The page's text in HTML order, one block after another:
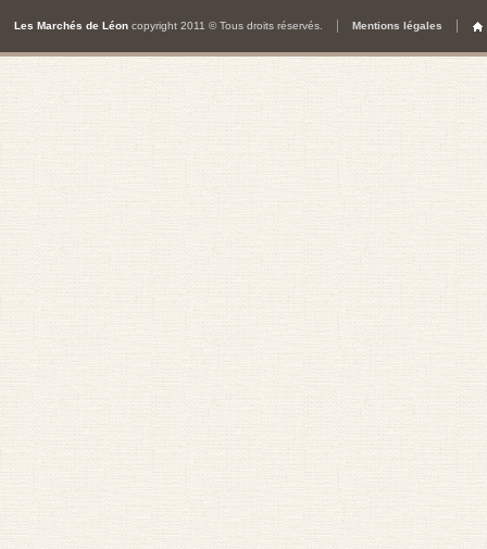
Les Marchés de Léon copyright 2011 © Tous droits réservés. Mentions légales